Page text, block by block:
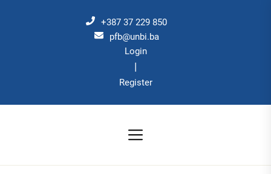
+387 37 229 850
pfb@unbi.ba
Login
|
Register